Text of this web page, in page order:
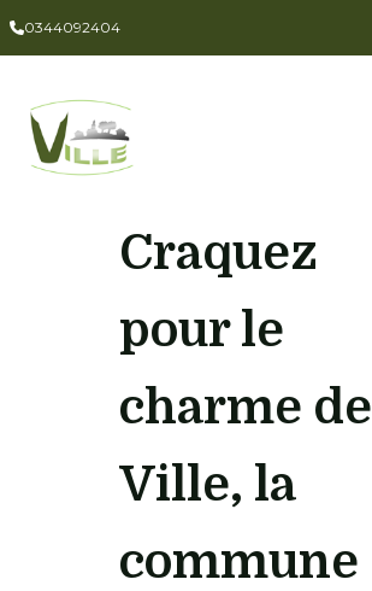
0344092404
Craquez
pour le
charme de
Ville, la
commune
Panneau de gestion des cookies